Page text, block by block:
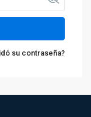
su contraseña?